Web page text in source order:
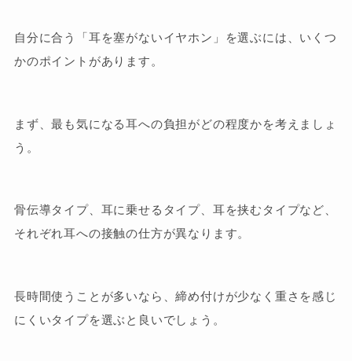
自分に合う「耳を塞がないイヤホン」を選ぶには、いくつ
かのポイントがあります。
まず、最も気になる耳への負担がどの程度かを考えましょ
う。
骨伝導タイプ、耳に乗せるタイプ、耳を挟むタイプなど、
それぞれ耳への接触の仕方が異なります。
長時間使うことが多いなら、締め付けが少なく重さを感じ
にくいタイプを選ぶと良いでしょう。